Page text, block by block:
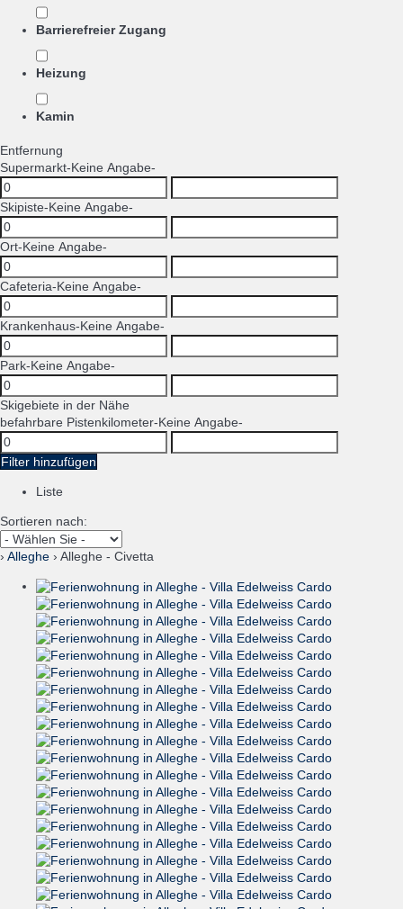
Barrierefreier Zugang
Heizung
Kamin
Entfernung
Supermarkt-Keine Angabe-
Skipiste-Keine Angabe-
Ort-Keine Angabe-
Cafeteria-Keine Angabe-
Krankenhaus-Keine Angabe-
Park-Keine Angabe-
Skigebiete in der Nähe
befahrbare Pistenkilometer-Keine Angabe-
Filter hinzufügen
Liste
Sortieren nach:
› Alleghe › Alleghe - Civetta